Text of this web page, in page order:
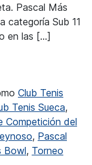
Pascal Más
categoría Sub 11
en las […]
Club Tenis
Tenis Sueca,
Competición del
, Pascal
Bowl, Torneo